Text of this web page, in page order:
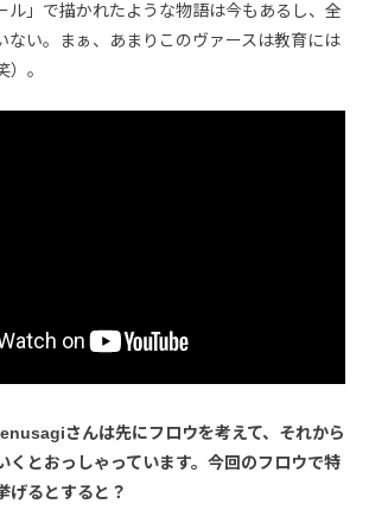
ル」で描かれたような物語は今もあるし、全
ない。まぁ、あまりこのヴァースは教育には
。
さんは先にフロウを考えて、それから
くとおっしゃっています。今回のフロウで特
げるとすると？